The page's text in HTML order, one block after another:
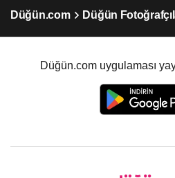
Düğün.com Düğün
Düğün.com uygulaması